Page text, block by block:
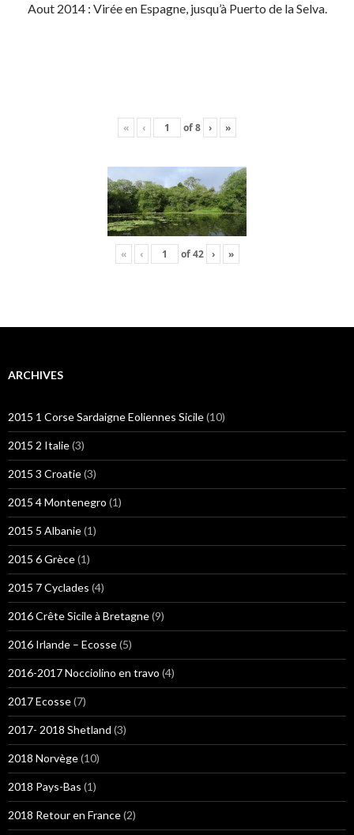
Aout 2014 : Virée en Espagne, jusqu’à Puerto de la Selva.
« ‹ of8 › »
« ‹ of42 › »
ARCHIVES
2015 1 Corse Sardaigne Eoliennes Sicile(10)
2015 2 Italie(3)
2015 3 Croatie(3)
2015 4 Montenegro (1)
2015 5 Albanie(1)
2015 6 Grèce(1)
2015 7 Cyclades (4)
2016 Crête Sicile à Bretagne(9)
2016 Irlande – Ecosse(5)
2016-2017 Nocciolino en travo (4)
2017 Ecosse(7)
2017- 2018 Shetland (3)
2018 Norvège(10)
2018 Pays-Bas (1)
2018 Retour en France(2)